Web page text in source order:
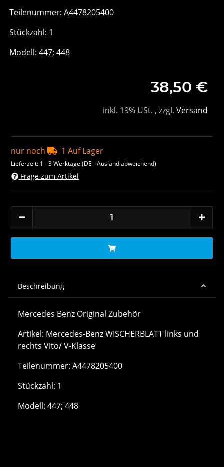
Teilenummer: A4478205400
Stückzahl: 1
Modell: 447; 448
38,50 €
inkl. 19% USt. , zzgl. Versand
nur noch 1 Auf Lager
Lieferzeit: 1 - 3 Werktage(DE - Ausland abweichend)
Frage zum Artikel
Beschreibung
Mercedes Benz Original Zubehör
Artikel: Mercedes-Benz WISCHERBLATT links und
rechts Vito/ V-Klasse
Teilenummer: A4478205400
Stückzahl: 1
Modell: 447; 448